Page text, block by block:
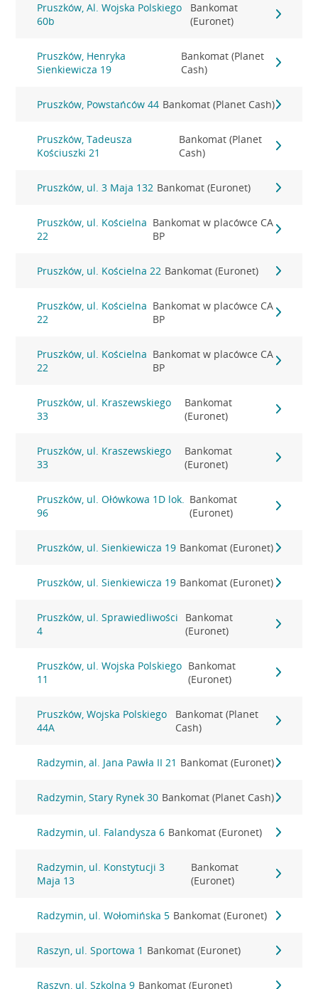
Pruszków, Al. Wojska Polskiego
60b
Bankomat
(Euronet)
Pruszków, Henryka
Sienkiewicza 19
Bankomat (Planet
Cash)
Pruszków, Powstańców 44 Bankomat (Planet Cash)
Pruszków, Tadeusza
Kościuszki 21
Bankomat (Planet
Cash)
Pruszków, ul. 3 Maja 132 Bankomat (Euronet)
Pruszków, ul. Kościelna
22
Bankomat w placówce CA
BP
Pruszków, ul. Kościelna 22 Bankomat (Euronet)
Pruszków, ul. Kościelna
22
Bankomat w placówce CA
BP
Pruszków, ul. Kościelna
22
Bankomat w placówce CA
BP
Pruszków, ul. Kraszewskiego
33
Bankomat
(Euronet)
Pruszków, ul. Kraszewskiego
33
Bankomat
(Euronet)
Pruszków, ul. Ołówkowa 1D lok.
96
Bankomat
(Euronet)
Pruszków, ul. Sienkiewicza 19 Bankomat (Euronet)
Pruszków, ul. Sienkiewicza 19 Bankomat (Euronet)
Pruszków, ul. Sprawiedliwości
4
Bankomat
(Euronet)
Pruszków, ul. Wojska Polskiego
11
Bankomat
(Euronet)
Pruszków, Wojska Polskiego
44A
Bankomat (Planet
Cash)
Radzymin, al. Jana Pawła II 21 Bankomat (Euronet)
Radzymin, Stary Rynek 30 Bankomat (Planet Cash)
Radzymin, ul. Falandysza 6 Bankomat (Euronet)
Radzymin, ul. Konstytucji 3
Maja 13
Bankomat
(Euronet)
Radzymin, ul. Wołomińska 5 Bankomat (Euronet)
Raszyn, ul. Sportowa 1 Bankomat (Euronet)
Raszyn, ul. Szkolna 9 Bankomat (Euronet)